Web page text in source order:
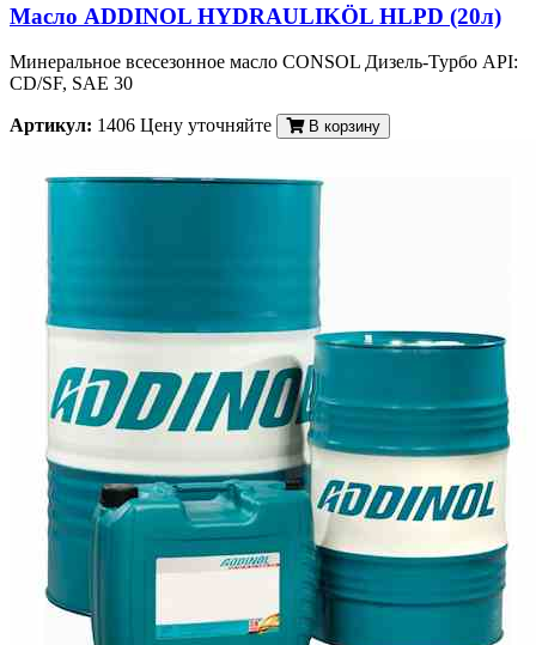
Масло ADDINOL HYDRAULIKÖL HLPD (20л)
Минеральное всесезонное масло CONSOL Дизель-Турбо API:
CD/SF, SAE 30
Артикул: 1406 Цену уточняйте В корзину